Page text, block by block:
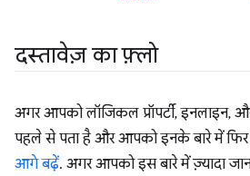
दस्तावेज़ का फ़्लो
अगर आपको लॉजिकल प्रॉपर्टी, इनलाइन,
पहले से पता है और आपको इनके बारे में फिर से
आगे बढ़ें. अगर आपको इस बारे में ज़्यादा